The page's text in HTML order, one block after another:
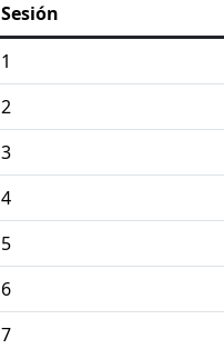
Sesión
1
2
3
4
5
6
7